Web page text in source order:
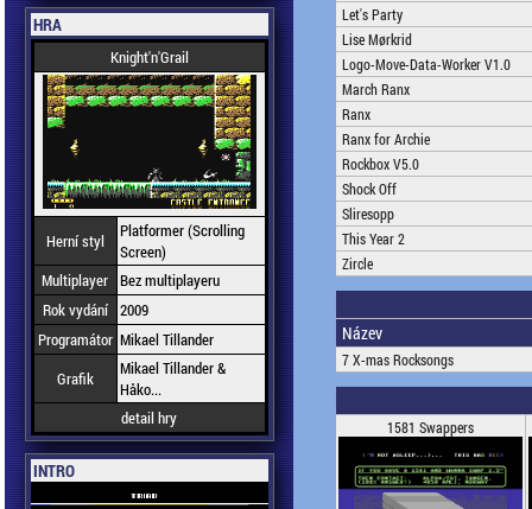
HRA
Knight'n'Grail
Herní styl
Platformer (Scrolling
Screen)
Multiplayer Bez multiplayeru
Rok vydání 2009
Programátor Mikael Tillander
Grafik
Mikael Tillander &
Håko...
detail hry
INTRO
Let's Party
Lise Mørkrid
Logo-Move-Data-Worker V1.0
March Ranx
Ranx
Ranx for Archie
Rockbox V5.0
Shock Off
Sliresopp
This Year 2
Zircle
Název
7 X-mas Rocksongs
1581 Swappers